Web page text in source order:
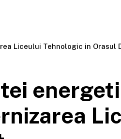
Liceului Tehnologic in Orasul